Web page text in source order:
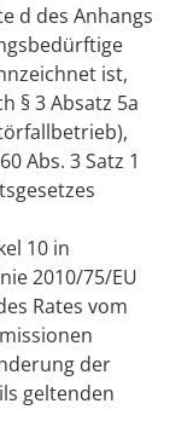
d des Anhangs
ist,
§ 3 Absatz 5a
Abs. 3 Satz 1
10 in
2010/75/EU
Rates vom
der
geltenden